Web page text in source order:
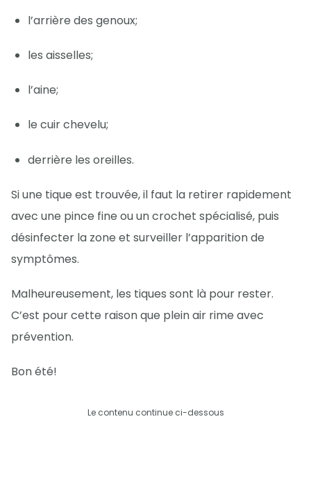
l’arrière des genoux;
les aisselles;
l’aine;
le cuir chevelu;
derrière les oreilles.
Si une tique est trouvée, il faut la retirer rapidement
avec une pince fine ou un crochet spécialisé, puis
désinfecter la zone et surveiller l’apparition de
symptômes.
Malheureusement, les tiques sont là pour rester.
C’est pour cette raison que plein air rime avec
prévention.
Bon été!
Le contenu continue ci-dessous